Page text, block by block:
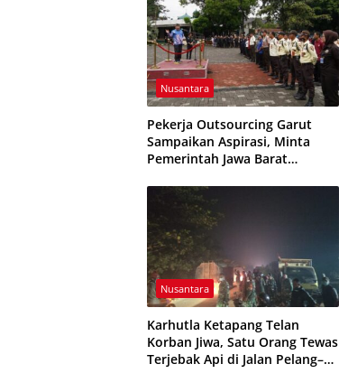
Nusantara
Pekerja Outsourcing Garut
Sampaikan Aspirasi, Minta
Pemerintah Jawa Barat
Nusantara
Karhutla Ketapang Telan
Korban Jiwa, Satu Orang Tewas
Terjebak Api di Jalan Pelang–